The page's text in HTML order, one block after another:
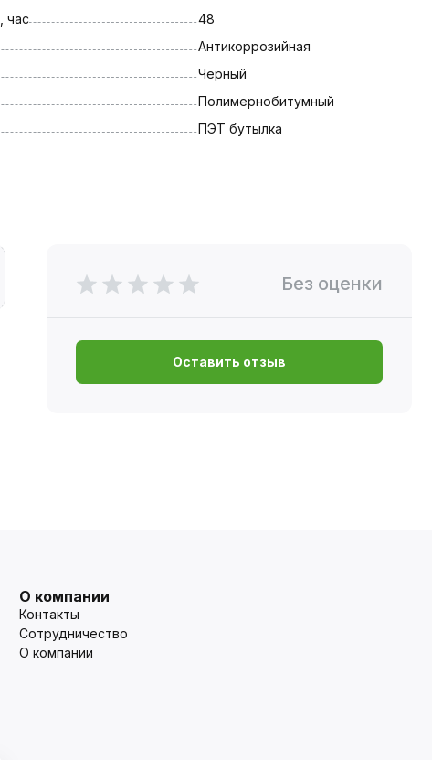
час
48
Антикоррозийная
Черный
Полимернобитумный
ПЭТ бутылка
Без оценки
Оставить отзыв
О компании
Контакты
Сотрудничество
О компании